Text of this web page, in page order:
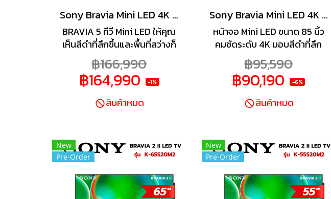
Sony Bravia Mini LED 4K TV รุ่น K-98XR50 ทีวีขนาด 98 นิ้ว Bravia 5 Series
BRAVIA 5 ทีวี Mini LED ให้คุณ
เห็นสีดำที่ลึกขึ้นและพื้นที่สว่างก็
สว่างยิ่งขึ้นกว่า Full-Array LED
แบบปกติ รับชมภาพยนตร์
เสมือนมีโรงภาพยนตร์ส่วนตัว
฿166,990
฿164,990 -1%
สินค้าหมด
Sony Bravia Mini LED 4K TV รุ่น K-85XR50 ทีวีขนาด 85 นิ้ว Bravia 5 Series
หน้าจอ Mini LED ขนาด 85 นิ้ว
คมชัดระดับ 4K มอบสีดำที่ลึก
กว่า และพื้นที่สว่างที่สว่างขึ้น ให้
รายละเอียดภาพที่เหนือกว่า Full
Array LED ทั่วไป ชิปประมวลผล
XR และ XR Backlight Master
Drive ควบคุมหลอด LED ได้
ภาพ XR Clear Image อัลกอริ
ทึม AI ใหม่ สร้างภาพคุณภาพระ
ดับสตูดิโอและปรับปรุงเนื้อหา
คุณภาพต่ำให้คมชัดขึ้น
฿95,590
฿90,190 -6%
สินค้าหมด
New
Pre-Order
New
Pre-Order